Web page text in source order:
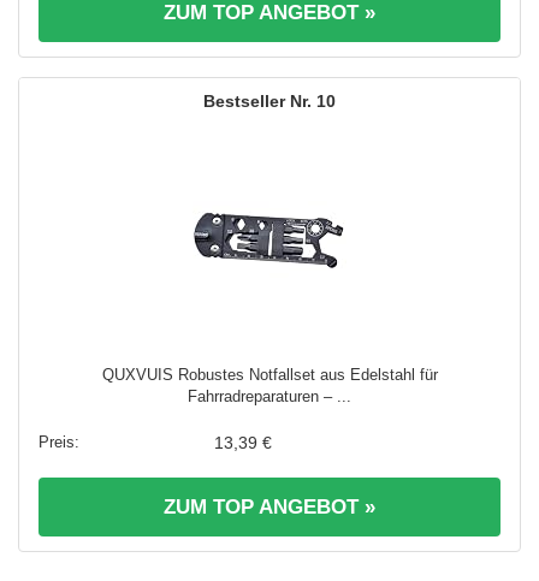
ZUM TOP ANGEBOT »
10
QUXVUIS Robustes Notfallset aus Edelstahl für
Fahrradreparaturen – ...
13,39 €
ZUM TOP ANGEBOT »